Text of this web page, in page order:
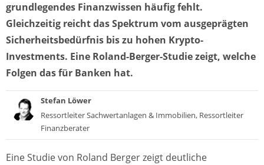
grundlegendes Finanzwissen häufig fehlt.
Gleichzeitig reicht das Spektrum vom ausgeprägten
Sicherheitsbedürfnis bis zu hohen Krypto-
Investments. Eine Roland-Berger-Studie zeigt, welche
Folgen das für Banken hat.
Stefan Löwer
Ressortleiter Sachwertanlagen & Immobilien, Ressortleiter
Finanzberater
Eine Studie von Roland Berger zeigt deutliche